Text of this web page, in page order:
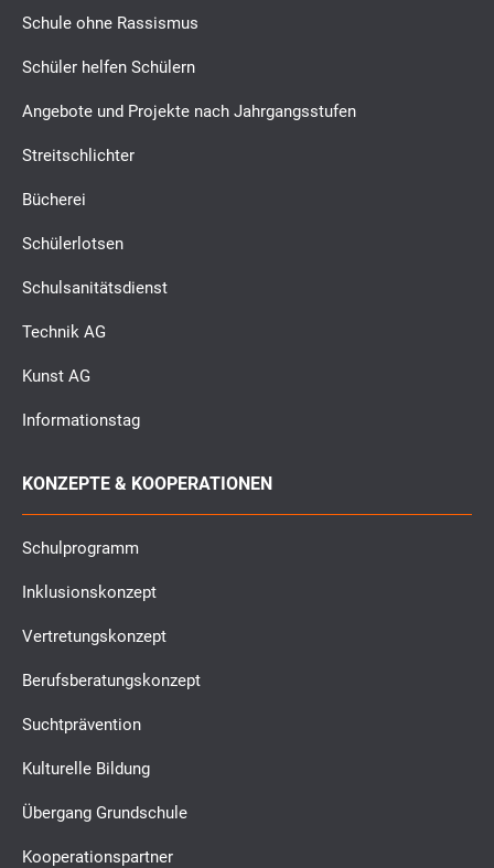
Schule ohne Rassismus
Schüler helfen Schülern
Angebote und Projekte nach Jahrgangsstufen
Streitschlichter
Bücherei
Schülerlotsen
Schulsanitätsdienst
Technik AG
Kunst AG
Informationstag
KONZEPTE & KOOPERATIONEN
Schulprogramm
Inklusionskonzept
Vertretungskonzept
Berufsberatungskonzept
Suchtprävention
Kulturelle Bildung
Übergang Grundschule
Kooperationspartner